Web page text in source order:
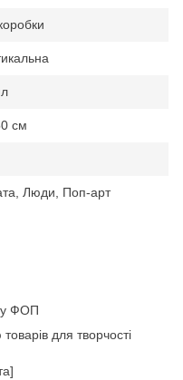
см
Люди, Поп-арт
ФОП